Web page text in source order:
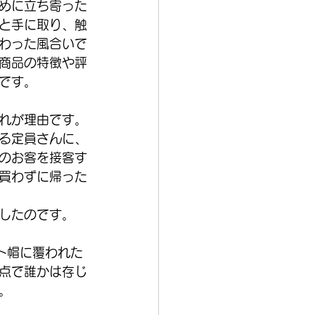
に立ち寄った
手に取り、触
った風合いで
品の特徴や評
す。
が理由です。
定員さんに、
お客を接客す
わずに帰った
たのです。
帽に覆われた
で誰かは存じ